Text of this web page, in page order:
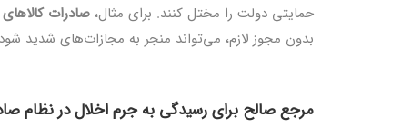
حمایتی دولت را مختل کنند. برای مثال، صادرات کالاهای
بدون مجوز لازم، می‌تواند منجر به مجازات‌های شدید
مرجع صالح برای رسیدگی به جرم اخلال در نظام